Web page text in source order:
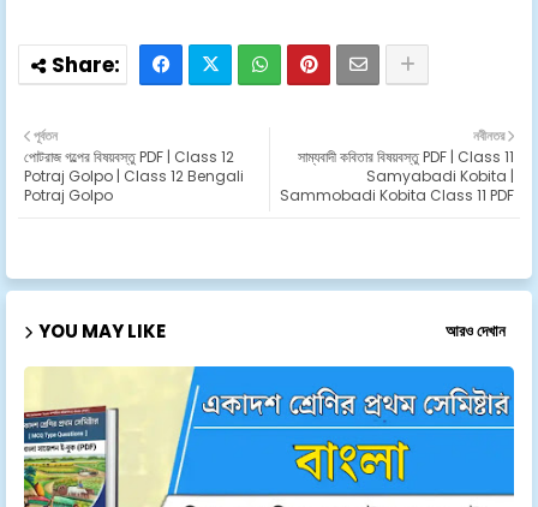
নবীনতর
সাম্যবাদী কবিতার বিষয়বস্তু PDF | Class 11
Samyabadi Kobita |
Sammobadi Kobita Class 11 PDF
পূর্বতন
পোটরাজ গল্পের বিষয়বস্তু PDF | Class 12
Potraj Golpo | Class 12 Bengali
Potraj Golpo
YOU MAY LIKE আরও দেখান